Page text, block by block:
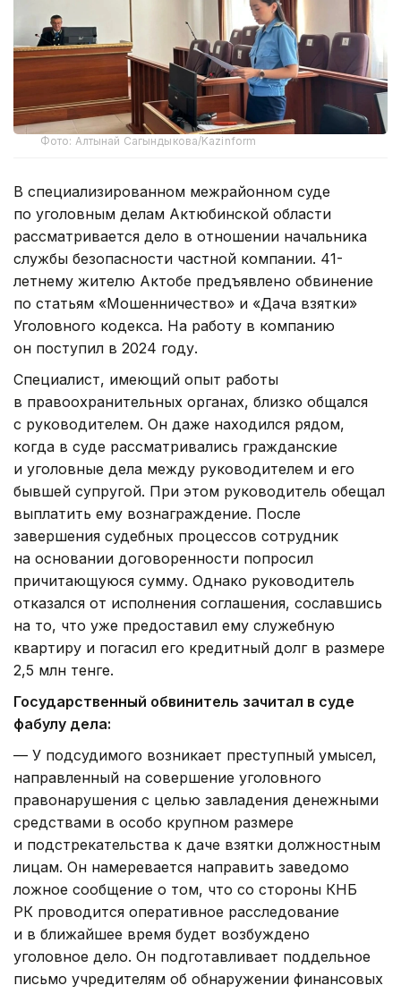
Фото: Алтынай Сагындыкова/Kazinform
В специализированном межрайонном суде
по уголовным делам Актюбинской области
рассматривается дело в отношении начальника
службы безопасности частной компании. 41-
летнему жителю Актобе предъявлено обвинение
по статьям «Мошенничество» и «Дача взятки»
Уголовного кодекса. На работу в компанию
он поступил в 2024 году.
Специалист, имеющий опыт работы
в правоохранительных органах, близко общался
с руководителем. Он даже находился рядом,
когда в суде рассматривались гражданские
и уголовные дела между руководителем и его
бывшей супругой. При этом руководитель обещал
выплатить ему вознаграждение. После
завершения судебных процессов сотрудник
на основании договоренности попросил
причитающуюся сумму. Однако руководитель
отказался от исполнения соглашения, сославшись
на то, что уже предоставил ему служебную
квартиру и погасил его кредитный долг в размере
2,5 млн тенге.
Государственный обвинитель зачитал в суде
фабулу дела:
— У подсудимого возникает преступный умысел,
направленный на совершение уголовного
правонарушения с целью завладения денежными
средствами в особо крупном размере
и подстрекательства к даче взятки должностным
лицам. Он намеревается направить заведомо
ложное сообщение о том, что со стороны КНБ
РК проводится оперативное расследование
и в ближайшее время будет возбуждено
уголовное дело. Он подготавливает поддельное
письмо учредителям об обнаружении финансовых